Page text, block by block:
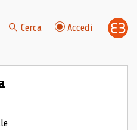
Cerca Accedi